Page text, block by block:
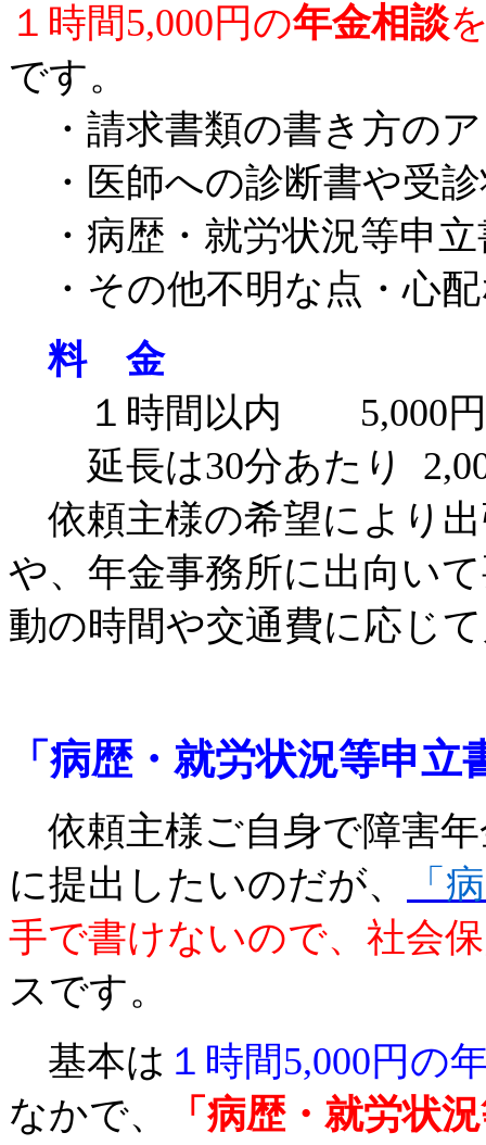
１時間5,000円の年金相談
です。
・請求書類の書き方の
・医師への診断書や受
・病歴・就労状況等申
・その他不明な点・心
料 金
１時間以内 5,000円
延長は30分あたり
依頼主様の希望により
や、年金事務所に出向い
動の時間や交通費に応じ
「病歴・就労状況等申
依頼主様ご自身で障害
に提出したいのだが、
「
手で書けないので、社会
スです。
基本は １時間5,000円の
なかで、
「病歴・就労状